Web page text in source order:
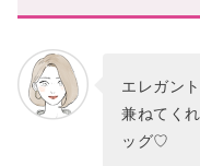
『シャネル』を
都会の“抜け感
軽さと収納力を
決定版”
エレガン
兼ねてく
ッグ♡